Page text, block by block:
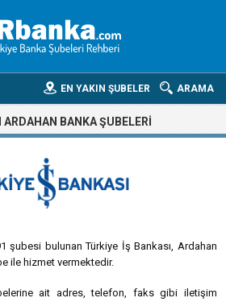
ARAMA
EN YAKIN ŞUBELER
BANKA ŞUBELERI
şubesi bulunan Türkiye İş Bankası, Ardahan
ile hizmet vermektedir.
ait adres, telefon, faks gibi iletişim